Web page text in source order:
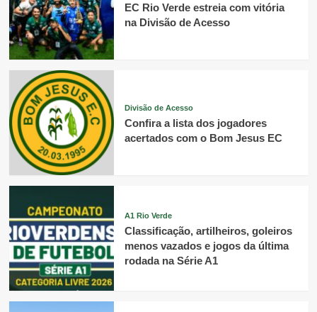
EC Rio Verde estreia com vitória
na Divisão de Acesso
Divisão de Acesso
Confira a lista dos jogadores
acertados com o Bom Jesus EC
A1 Rio Verde
Classificação, artilheiros, goleiros
menos vazados e jogos da última
rodada na Série A1